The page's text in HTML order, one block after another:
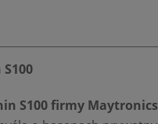
S100 firmy Maytronics